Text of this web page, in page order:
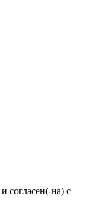
и согласен(-на) с